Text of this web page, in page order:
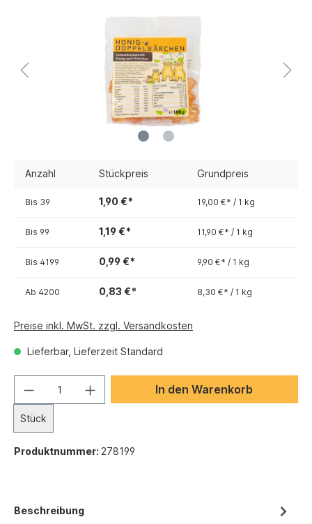
Anzahl Stückpreis Grundpreis
Bis 39 1,90 €* 19,00 €* / 1 kg
Bis 99 1,19 €* 11,90 €* / 1 kg
Bis 4199 0,99 €* 9,90 €* / 1 kg
Ab 4200 0,83 €* 8,30 €* / 1 kg
Preise inkl. MwSt. zzgl. Versandkosten
Lieferbar, Lieferzeit Standard
Stück
In den Warenkorb
Produktnummer: 278199
Beschreibung